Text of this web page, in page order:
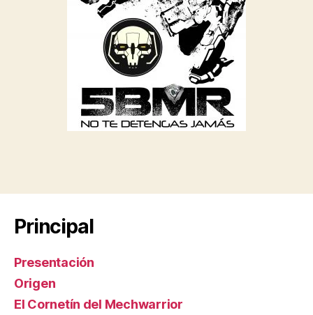
Principal
Presentación
Origen
El Cornetín del Mechwarrior